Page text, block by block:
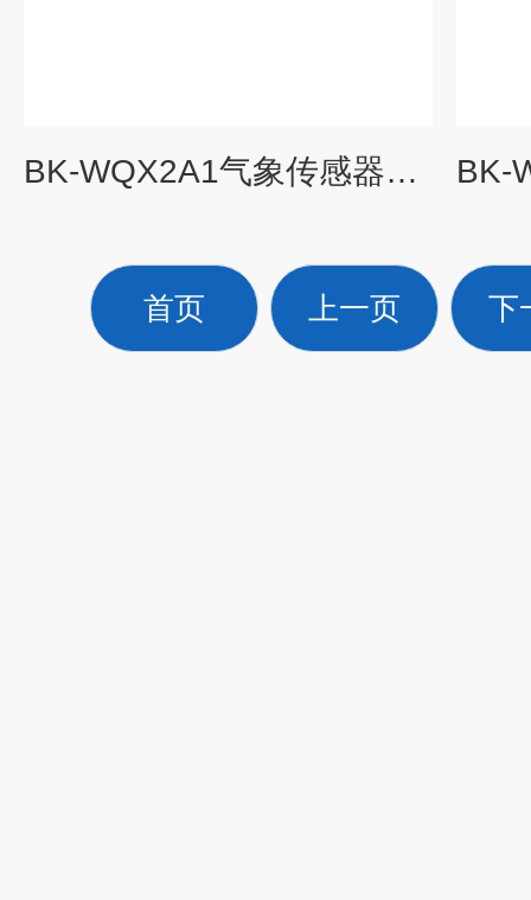
BK-WQX2A1气象传感器品牌
首页 上一页 下